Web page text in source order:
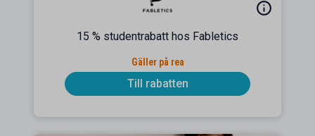
15 % studentrabatt hos Fabletics
Gäller på rea
Till rabatten